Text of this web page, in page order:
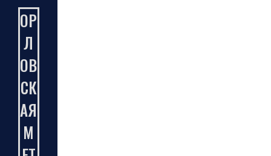
ОР
Л
ОВ
СК
АЯ
М